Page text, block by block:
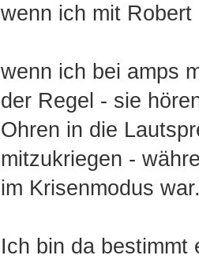
wenn ich mit
wenn ich bei amps
der Regel - sie
Ohren in die
mitzukriegen -
im Krisenmodus
Ich bin da bestimmt